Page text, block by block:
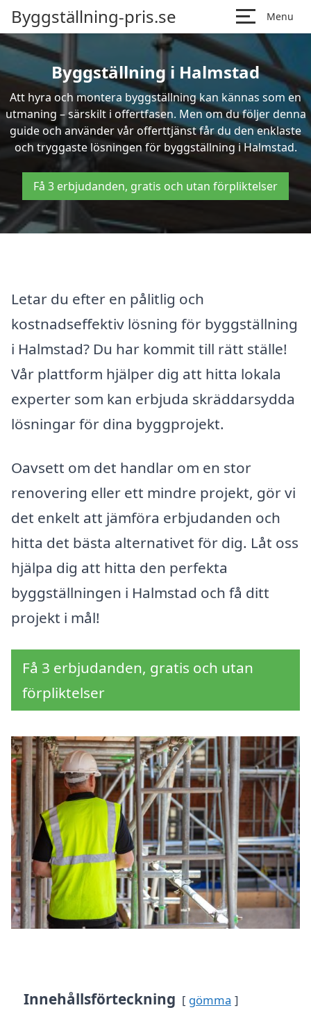
Byggställning-pris.se Menu
Byggställning i Halmstad
Att hyra och montera byggställning kan kännas som en
utmaning – särskilt i offertfasen. Men om du följer denna
guide och använder vår offerttjänst får du den enklaste
och tryggaste lösningen för byggställning i Halmstad.
Få 3 erbjudanden, gratis och utan förpliktelser
Letar du efter en pålitlig och
kostnadseffektiv lösning för byggställning
i Halmstad? Du har kommit till rätt ställe!
Vår plattform hjälper dig att hitta lokala
experter som kan erbjuda skräddarsydda
lösningar för dina byggprojekt.
Oavsett om det handlar om en stor
renovering eller ett mindre projekt, gör vi
det enkelt att jämföra erbjudanden och
hitta det bästa alternativet för dig. Låt oss
hjälpa dig att hitta den perfekta
byggställningen i Halmstad och få ditt
projekt i mål!
Få 3 erbjudanden, gratis och utan
förpliktelser
Innehållsförteckning gömma